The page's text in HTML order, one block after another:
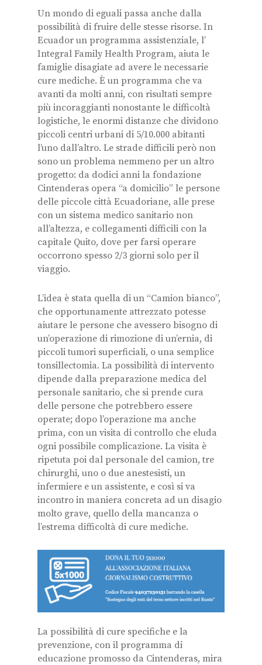
Un mondo di eguali passa anche dalla
possibilità di fruire delle stesse risorse. In
Ecuador un programma assistenziale, l’
Integral Family Health Program, aiuta le
famiglie disagiate ad avere le necessarie
cure mediche. È un programma che va
avanti da molti anni, con risultati sempre
più incoraggianti nonostante le difficoltà
logistiche, le enormi distanze che dividono
piccoli centri urbani di 5/10.000 abitanti
l’uno dall’altro. Le strade difficili però non
sono un problema nemmeno per un altro
progetto: da dodici anni la fondazione
Cintenderas opera “a domicilio” le persone
delle piccole città Ecuadoriane, alle prese
con un sistema medico sanitario non
all’altezza, e collegamenti difficili con la
capitale Quito, dove per farsi operare
occorrono spesso 2/3 giorni solo per il
viaggio.
L’idea è stata quella di un “Camion bianco”,
che opportunamente attrezzato potesse
aiutare le persone che avessero bisogno di
un’operazione di rimozione di un’ernia, di
piccoli tumori superficiali, o una semplice
tonsillectomia. La possibilità di intervento
dipende dalla preparazione medica del
personale sanitario, che si prende cura
delle persone che potrebbero essere
operate; dopo l’operazione ma anche
prima, con un visita di controllo che eluda
ogni possibile complicazione. La visita è
ripetuta poi dal personale del camion, tre
chirurghi, uno o due anestesisti, un
infermiere e un assistente, e così si va
incontro in maniera concreta ad un disagio
molto grave, quello della mancanza o
l’estrema difficoltà di cure mediche.
La possibilità di cure specifiche e la
prevenzione, con il programma di
educazione promosso da Cintenderas, mira